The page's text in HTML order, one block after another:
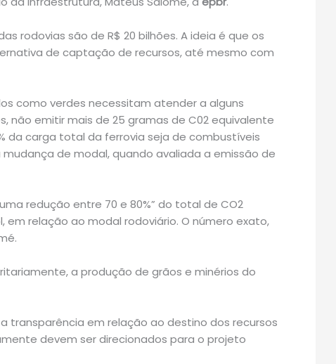
rodovias são de R$ 20 bilhões. A ideia é que os
de captação de recursos, até mesmo com
como verdes necessitam atender a alguns
não emitir mais de 25 gramas de C02 equivalente
da carga total da ferrovia seja de combustíveis
de modal, quando avaliada a emissão de
redução entre 70 e 80%” do total de CO2
em relação ao modal rodoviário. O número exato,
a produção de grãos e minérios do
transparência em relação ao destino dos recursos
devem ser direcionados para o projeto